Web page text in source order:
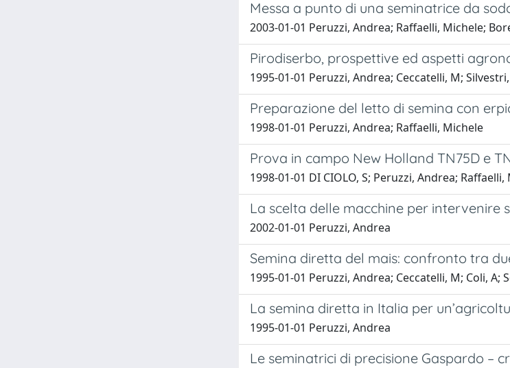
Messa a punto di una seminatrice da
2003-01-01 Peruzzi, Andrea; Raffaelli, Michele;
Pirodiserbo, prospettive ed aspetti
1995-01-01 Peruzzi, Andrea; Ceccatelli, M;
Preparazione del letto di semina con
1998-01-01 Peruzzi, Andrea; Raffaelli, Michele
Prova in campo New Holland TN75D e
1998-01-01 DI CIOLO, S; Peruzzi, Andrea;
La scelta delle macchine per intervenire
2002-01-01 Peruzzi, Andrea
Semina diretta del mais: confronto tra
1995-01-01 Peruzzi, Andrea; Ceccatelli, M; Coli, A;
La semina diretta in Italia per
1995-01-01 Peruzzi, Andrea
Le seminatrici di precisione Gaspardo –